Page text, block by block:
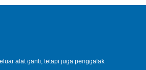
alat ganti, tetapi juga penggalak